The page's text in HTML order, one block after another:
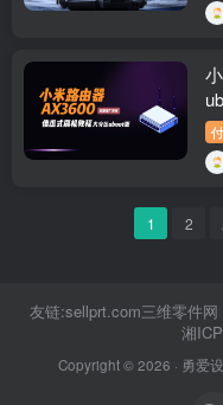
程
1 2
友链:sellprt.com三维零件网
湘
Copyright © 2026 · 勇爱